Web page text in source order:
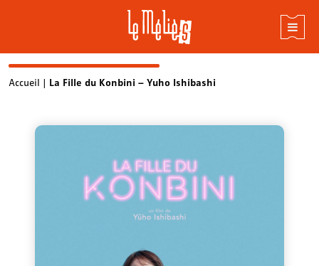
SkipAccueil | La Fille du Konbini – Yuho Ishibashi